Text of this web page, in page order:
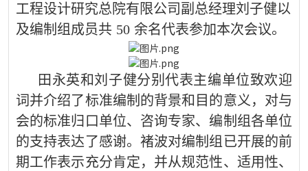
工程设计研究总院有限公司副总经理刘子健以
及编制组成员共 50 余名代表参加本次会议。
田永英和刘子健分别代表主编单位致欢迎
词并介绍了标准编制的背景和目的意义，对与
会的标准归口单位、咨询专家、编制组各单位
的支持表达了感谢。褚波对编制组已开展的前
期工作表示充分肯定，并从规范性、适用性、